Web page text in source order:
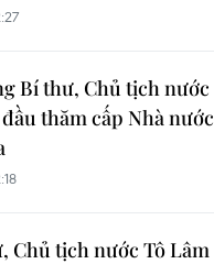
Bí thư, Chủ tịch nước
thăm cấp Nhà nước
Chủ tịch nước Tô Lâm